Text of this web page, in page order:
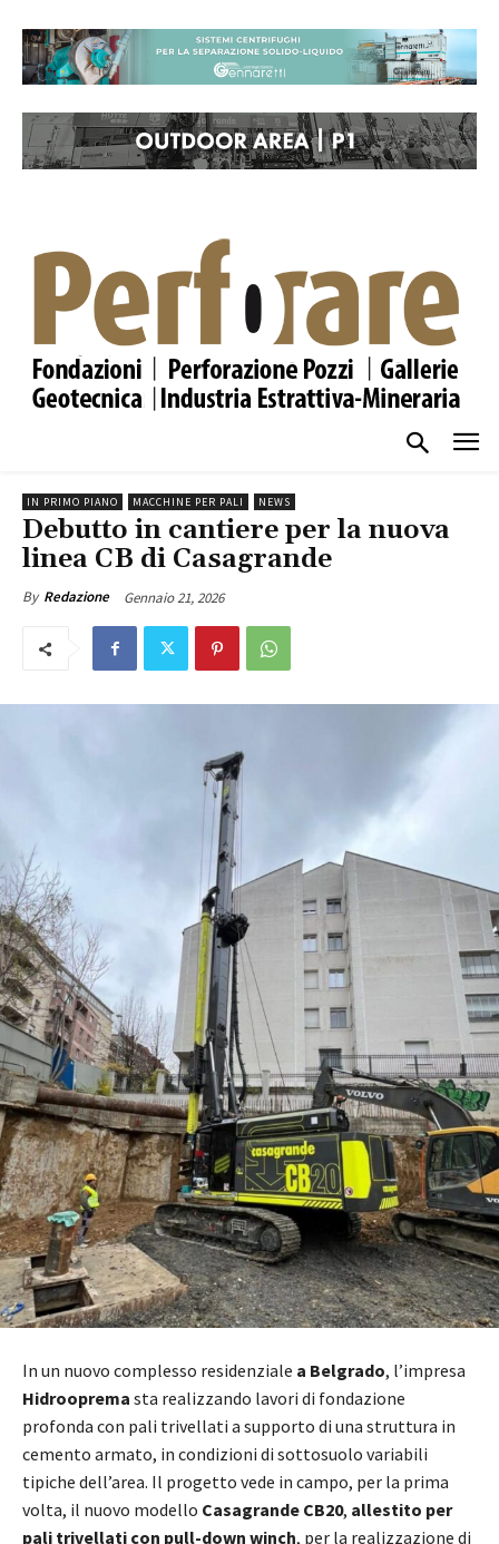
IN PRIMO PIANO MACCHINE PER PALI NEWS
Debutto in cantiere per la nuova
linea CB di Casagrande
By Redazione Gennaio 21, 2026
In un nuovo complesso residenziale a Belgrado, l’impresa
Hidrooprema sta realizzando lavori di fondazione
profonda con pali trivellati a supporto di una struttura in
cemento armato, in condizioni di sottosuolo variabili
tipiche dell’area. Il progetto vede in campo, per la prima
volta, il nuovo modello Casagrande CB20, allestito per
pali trivellati con pull-down winch, per la realizzazione di